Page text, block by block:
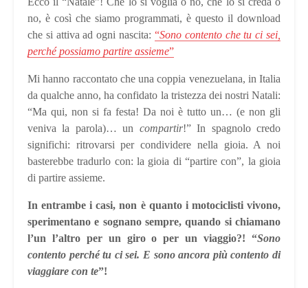
no, è così che siamo programmati, è questo il download
che si attiva ad ogni nascita: “Sono contento che tu ci sei,
perché possiamo partire assieme”
Mi hanno raccontato che una coppia venezuelana, in Italia
da qualche anno, ha confidato la tristezza dei nostri Natali:
“Ma qui, non si fa festa! Da noi è tutto un… (e non gli
veniva la parola)… un compartir!” In spagnolo credo
significhi: ritrovarsi per condividere nella gioia. A noi
basterebbe tradurlo con: la gioia di “partire con”, la gioia
di partire assieme.
In entrambe i casi, non è quanto i motociclisti vivono,
sperimentano e sognano sempre, quando si chiamano
l’un l’altro per un giro o per un viaggio?! “Sono
contento perché tu ci sei. E sono ancora più contento di
viaggiare con te”!